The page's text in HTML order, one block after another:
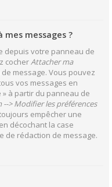
messages ?
depuis votre panneau de
cocherAttacher ma
message. Vous pouvez
vos messages en
» à partir du panneau de
> Modifier les préférences
empêcher une
décochant la case
de rédaction de message.